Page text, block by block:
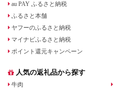
au PAY ふるさと納税
ふるさと本舗
ヤフーのふるさと納税
マイナビふるさと納税
ポイント還元キャンペーン
人気の返礼品から探す
牛肉